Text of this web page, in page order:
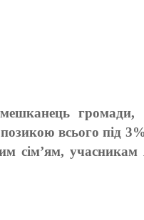
громади,
всього під
сім’ям,